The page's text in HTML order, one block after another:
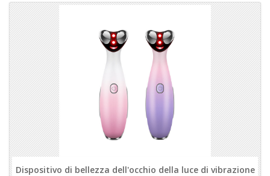
Dispositivo di bellezza dell'occhio della luce di vibrazione